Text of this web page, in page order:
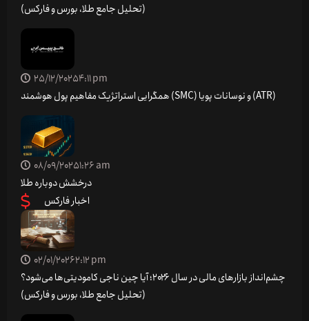
(تحلیل جامع طلا، بورس و فارکس)
25/12/20254:11 pm
همگرایی استراتژیک مفاهیم پول هوشمند (SMC) و نوسانات پویا (ATR)
08/09/20251:26 am
درخشش دوباره طلا
اخبار فارکس
02/01/20262:12 pm
چشم‌انداز بازارهای مالی در سال ۲۰۲۶؛ آیا چین ناجی کامودیتی‌ها می‌شود؟
(تحلیل جامع طلا، بورس و فارکس)